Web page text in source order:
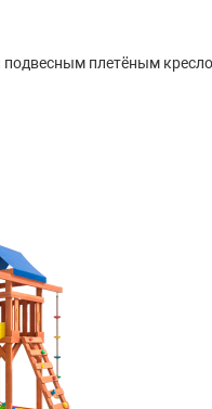
плетёным